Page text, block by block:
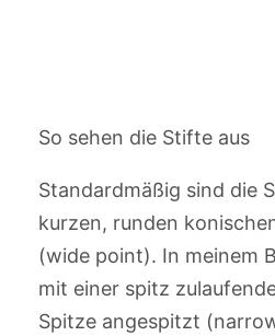
So sehen die Stifte aus
Standardmäßig sind die
kurzen, runden
(wide point). In meinem
mit einer spitz
Spitze angespitzt